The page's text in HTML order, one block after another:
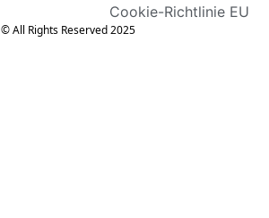
Cookie-Richtlinie EU
© All Rights Reserved 2025